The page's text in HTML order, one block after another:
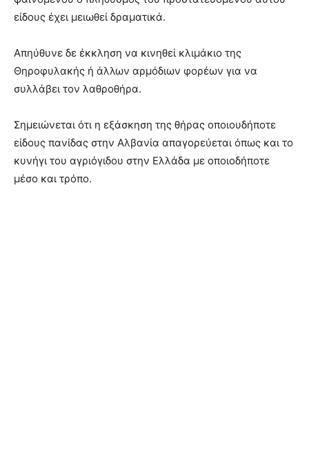
είδους έχει μειωθεί δραματικά.
Απηύθυνε δε έκκληση να κινηθεί κλιμάκιο της
Θηροφυλακής ή άλλων αρμόδιων φορέων για να
συλλάβει τον λαθροθήρα.
Σημειώνεται ότι η εξάσκηση της θήρας οποιουδήποτε
είδους πανίδας στην Αλβανία απαγορεύεται όπως και το
κυνήγι του αγριόγιδου στην Ελλάδα με οποιοδήποτε
μέσο και τρόπο.